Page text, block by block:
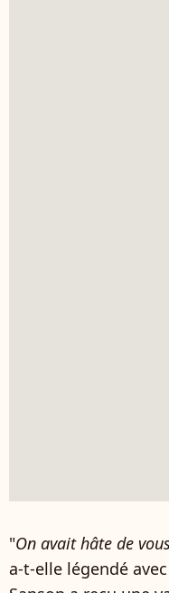
"On avait hâte de
a-t-elle légendé